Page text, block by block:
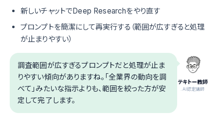
新しいチャットでDeep Researchをやり直す
プロンプトを簡潔にして再実行する（範囲が広すぎると処理
が止まりやすい）
テキトー教師
.AI認定講師
調査範囲が広すぎるプロンプトだと処理が止ま
りやすい傾向がありますね。「全業界の動向を調
べて」みたいな指示よりも、範囲を絞った方が安
定して完了します。